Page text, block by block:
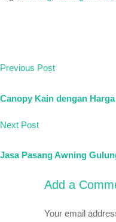
Previous Post
Canopy Kain dengan
Next Post
Jasa Pasang Awning
Add a
Your email